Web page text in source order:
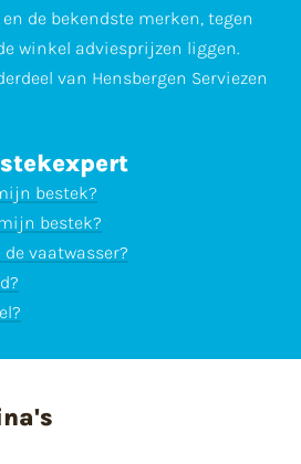
de bekendste merken, tegen
winkel adviesprijzen liggen.
van Hensbergen Serviezen
bestek?
bestek?
vaatwasser?